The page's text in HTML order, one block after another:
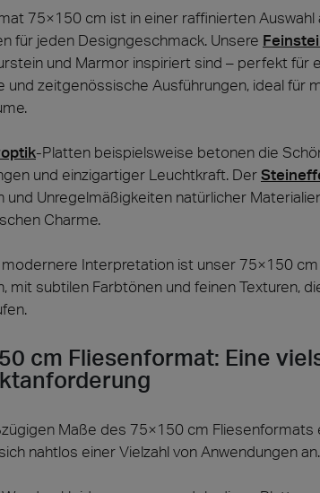
75×150 cm ist in einer raffinierten
für jeden Designgeschmack. Unsere
und Marmor inspiriert sind – perfekt für
und zeitgenössische Ausführungen, ideal für
-Platten beispielsweise betonen die
und einzigartiger Leuchtkraft. Der
und Unregelmäßigkeiten natürlicher
Charme.
modernere Interpretation ist unser 75×150
mit subtilen Farbtönen und feinen Texturen,
cm Fliesenformat: Eine
Maße des 75×150 cm
nahtlos einer Vielzahl von Anwendungen an.